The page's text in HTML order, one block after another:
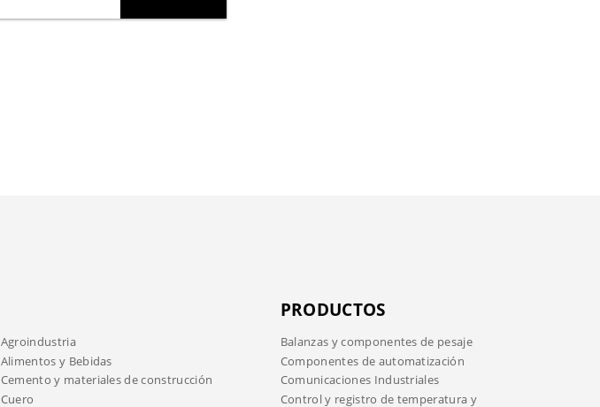
Agroindustria
Alimentos y Bebidas
Cemento y materiales de construcción
Cuero
PRODUCTOS
Balanzas y componentes de pesaje
Componentes de automatización
Comunicaciones Industriales
Control y registro de temperatura y